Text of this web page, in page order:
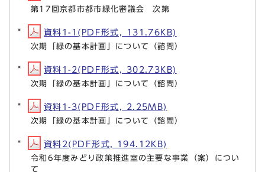
第17回京都市都市緑化審議会 次第
資料1-1(PDF形式, 131.76KB)
次期「緑の基本計画」について（諮問）
資料1-2(PDF形式, 302.73KB)
次期「緑の基本計画」について（諮問）
資料1-3(PDF形式, 2.25MB)
次期「緑の基本計画」について（諮問）
資料2(PDF形式, 194.12KB)
令和6年度みどり政策推進室の主要な事業（案）につい
て